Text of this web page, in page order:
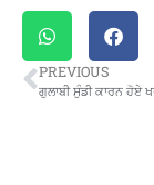
PREVIOUS